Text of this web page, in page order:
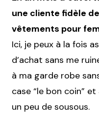
une cliente fidèle
vêtements pour
Ici, je peux à la fois
d’achat sans me
à ma garde robe
case “le bon coin”
un peu de sousous.